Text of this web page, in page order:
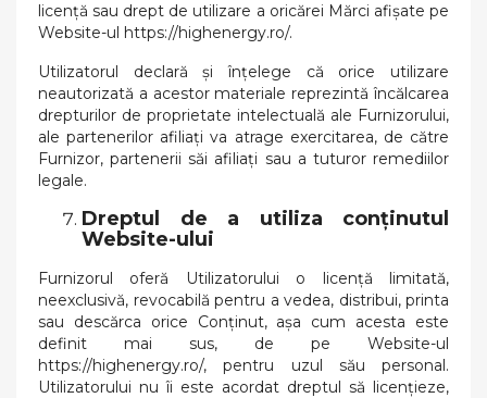
licență sau drept de utilizare a oricărei Mărci afișate pe
Website-ul https://highenergy.ro/.
Utilizatorul declară și înțelege că orice utilizare
neautorizată a acestor materiale reprezintă încălcarea
drepturilor de proprietate intelectuală ale Furnizorului,
ale partenerilor afiliați va atrage exercitarea, de către
Furnizor, partenerii săi afiliați sau a tuturor remediilor
legale.
Dreptul de a utiliza conținutul
Website-ului
Furnizorul oferă Utilizatorului o licență limitată,
neexclusivă, revocabilă pentru a vedea, distribui, printa
sau descărca orice Conținut, așa cum acesta este
definit mai sus, de pe Website-ul
https://highenergy.ro/, pentru uzul său personal.
Utilizatorului nu îi este acordat dreptul să licențieze,